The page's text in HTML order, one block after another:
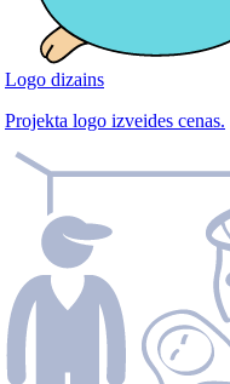
Logo dizains
Projekta logo izveides cenas.